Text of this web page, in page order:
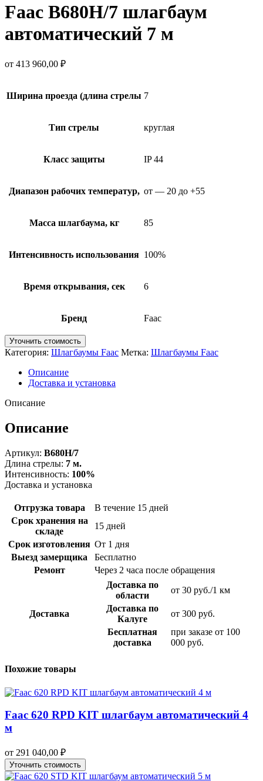
Faac B680H/7 шлагбаум
автоматический 7 м
от 413 960,00 ₽
Ширина проезда (длина стрелы 7
Тип стрелы круглая
Класс защиты IP 44
Диапазон рабочих температур, от — 20 до +55
Масса шлагбаума, кг 85
Интенсивность использования 100%
Время открывания, сек 6
Бренд Faac
Уточнить стоимость
Категория: Шлагбаумы Faac Метка: Шлагбаумы Faac
Описание
Доставка и установка
Описание
Описание
Артикул: B680H/7
Длина стрелы: 7 м.
Интенсивность: 100%
Доставка и установка
Отгрузка товара
В течение 15 дней
Срок хранения на
складе
15 дней
Срок изготовления От 1 дня
Выезд замерщика
Бесплатно
Ремонт
Через 2 часа после обращения
Доставка
Доставка по
области
от 30 руб./1 км
Доставка по
Калуге
от 300 руб.
Бесплатная
доставка
при заказе от 100
000 руб.
Похожие товары
Faac 620 RPD KIT шлагбаум автоматический 4
м
от 291 040,00 ₽
Уточнить стоимость